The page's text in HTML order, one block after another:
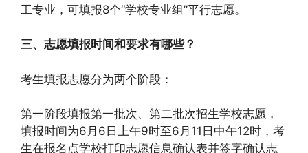
工专业，可填报8个“学校专业组”平行志愿。
三、志愿填报时间和要求有哪些？
考生填报志愿分为两个阶段：
第一阶段填报第一批次、第二批次招生学校志愿，
填报时间为6月6日上午9时至6月11日中午12时，考
生在报名点学校打印志愿信息确认表并签字确认志